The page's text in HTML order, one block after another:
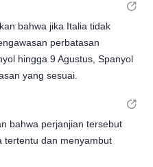
bahwa jika Italia tidak
perbatasan
hingga 9 Agustus, Spanyol
yang sesuai.
bahwa perjanjian tersebut
tertentu dan menyambut